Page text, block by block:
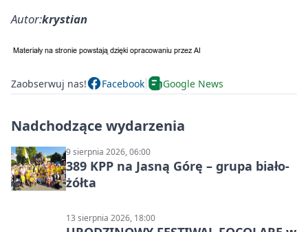
Autor:krystian
Zaobserwuj nas! Facebook Google News
Nadchodzące wydarzenia
9 sierpnia 2026, 06:00
389 KPP na Jasną Górę – grupa biało-
żółta
13 sierpnia 2026, 18:00